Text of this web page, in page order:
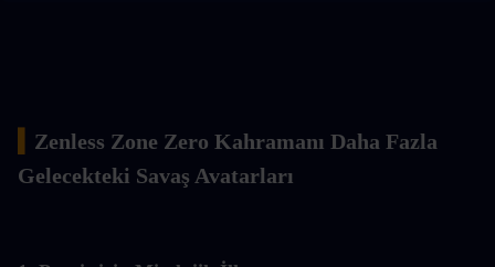
Zenless Zone Zero Kahramanı Daha Fazla
Gelecekteki Savaş Avatarları